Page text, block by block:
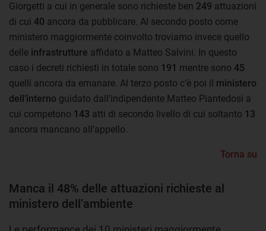
Giorgetti a cui in generale sono richieste ben 249 attuazioni
di cui 40 ancora da pubblicare. Al secondo posto come
ministero maggiormente coinvolto troviamo invece quello
delle infrastrutture affidato a Matteo Salvini. In questo
caso i decreti richiesti in totale sono 191 mentre sono 45
quelli ancora da emanare. Al terzo posto c’è poi il ministero
dell’interno guidato dall’indipendente Matteo Piantedosi a
cui competono 143 atti di secondo livello di cui soltanto 13
ancora mancano all’appello.
Torna su
Manca il 48% delle attuazioni richieste al
ministero dell’ambiente